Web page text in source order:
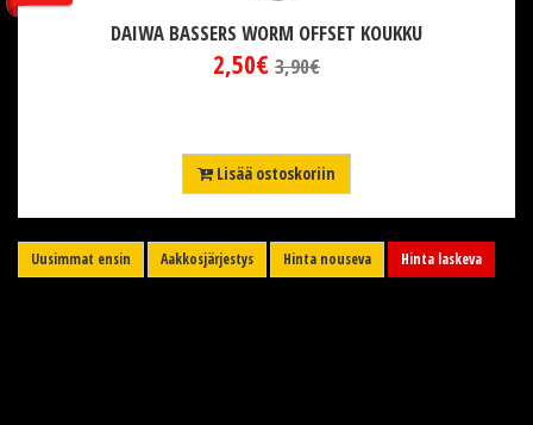
DAIWA BASSERS WORM OFFSET KOUKKU
2,50€ 3,90€
Lisää ostoskoriin
Uusimmat ensin Aakkosjärjestys Hinta nouseva Hinta laskeva